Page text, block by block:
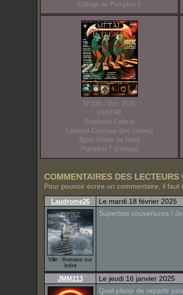
Collage de Pumpkin-T
N°308 - Oct. 2025
VANTRE
Stéphane Colle &
Léonard Courtaux (les chiens)
Björn Atldax (le fond)
Pumpkin-T (compo)
COMMENTAIRES DES LECTEURS
Pour pouvoir écrire un commentaire, il
Laudrome26 Le mardi 18 février 2025
Ville : Romans sur
Isére
Superbes couvertures !
JMM213
Le jeudi 16 janvier 2025
Quel plaisir de repartir